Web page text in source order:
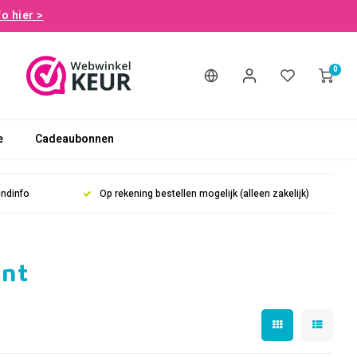
hier >
0
Cadeaubonnen
Op rekening bestellen mogelijk (alleen zakelijk)